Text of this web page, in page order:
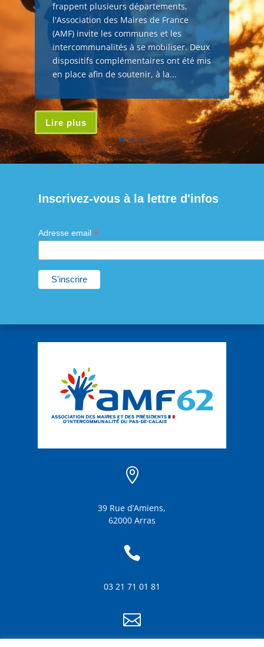
frappent plusieurs départements,
l'Association des Maires de France
(AMF) invite les communes et les
intercommunalités à se mobiliser. Deux
dispositifs complémentaires ont été mis
en place afin de soutenir, à la...
Lire plus
Inscrivez-vous à la lettre d'infos
Adresse email *

39 Rue d’Amiens,
62000 Arras

03 21 71 01 81
